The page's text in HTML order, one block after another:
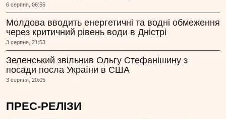
6 серпня, 06:55
Молдова вводить енергетичні та водні обмеження
через критичний рівень води в Дністрі
3 серпня, 21:53
Зеленський звільнив Ольгу Стефанішину з
посади посла України в США
3 серпня, 20:05
ПРЕС-РЕЛІЗИ